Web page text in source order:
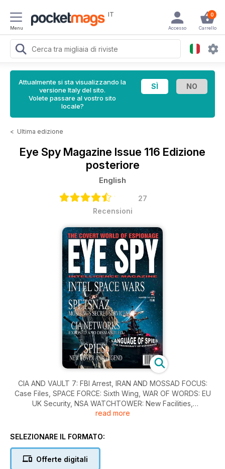
Menu
IT 0
Carrello
Accesso
Attualmente si sta visualizzando la
versione Italy del sito.
Volete passare al vostro sito
locale?
< Ultima edizione
Eye Spy Magazine Issue 116 Edizione
posteriore
English
27
Recensioni
CIA AND VAULT 7: FBI Arrest, IRAN AND MOSSAD FOCUS:
Case Files, SPACE FORCE: Sixth Wing, WAR OF WORDS: EU
UK Security, NSA WATCHTOWER: New Facilities,
EXTRAORDINARY RENDITION: Apology from UK Government,
Military Units, ORIGINS: Downfall of CIA Spy Network in China,
Cover and Legend Guidelines, NO FUNERAL IN KIEV: Ukraine
ruse plus a look at historical examples of Kremlin-backed 'kill’
read more
SELEZIONARE IL FORMATO:
Offerte digitali